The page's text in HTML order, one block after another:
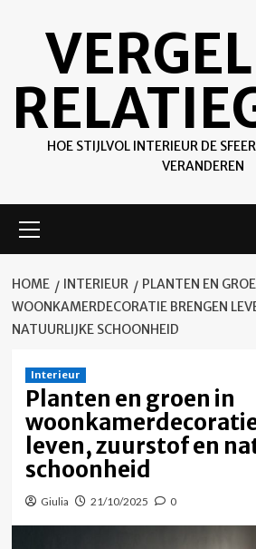
HOE STIJLVOL INTERIEUR DE
VERANDEREN
menu
HOME INTERIEUR
PLANTEN EN
WOONKAMERDECORATIE BRENGEN
NATUURLIJKE SCHOONHEID
Interieur
Planten en groen in
leven, zuurstof en
schoonheid
Giulia 21/10/2025 0